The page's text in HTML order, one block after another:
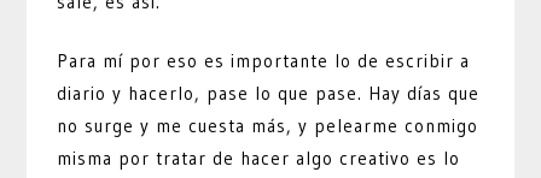
Para mí por eso es importante lo de escribir a
diario y hacerlo, pase lo que pase. Hay días que
no surge y me cuesta más, y pelearme conmigo
misma por tratar de hacer algo creativo es lo